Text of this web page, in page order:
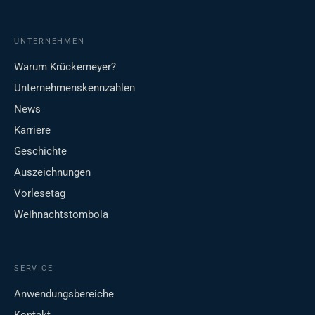
UNTERNEHMEN
Warum Krückemeyer?
Unternehmenskennzahlen
News
Karriere
Geschichte
Auszeichnungen
Vorlesetag
Weihnachtstombola
SERVICE
Anwendungsbereiche